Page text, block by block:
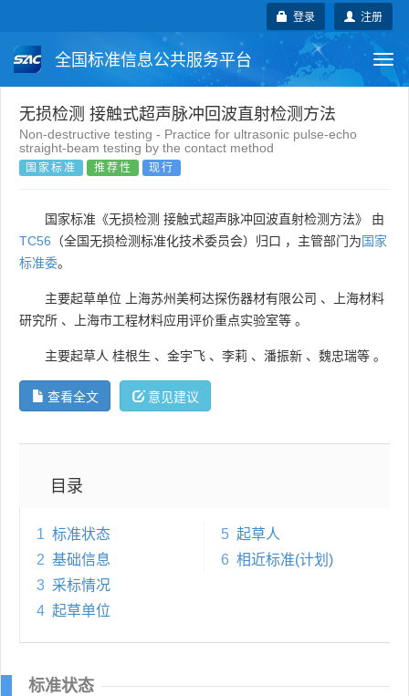
注册
登录
全国标准信息公共服务平台
国家标准 行业标准 地方标准
团体标准 企业标准
无损检测 接触式超声脉冲回波直射检测方法
Non-destructive testing - Practice for ultrasonic pulse-echo
straight-beam testing by the contact method
国家标准 推荐性 现行
国家标准《无损检测 接触式超声脉冲回波直射检测方法》 由
TC56 （全国无损检测标准化技术委员会）归口 ，主管部门为国家
标准委。
主要起草单位 上海苏州美柯达探伤器材有限公司 、
上海材料
研究所 、 上海市工程材料应用评价重点实验室等 。
主要起草人 桂根生 、 金宇飞 、 李莉 、 潘振新 、 魏忠瑞等 。
查看全文 意见建议
目录
1 标准状态
2 基础信息
3 采标情况
4 起草单位
5 起草人
6 相近标准(计划)
标准状态